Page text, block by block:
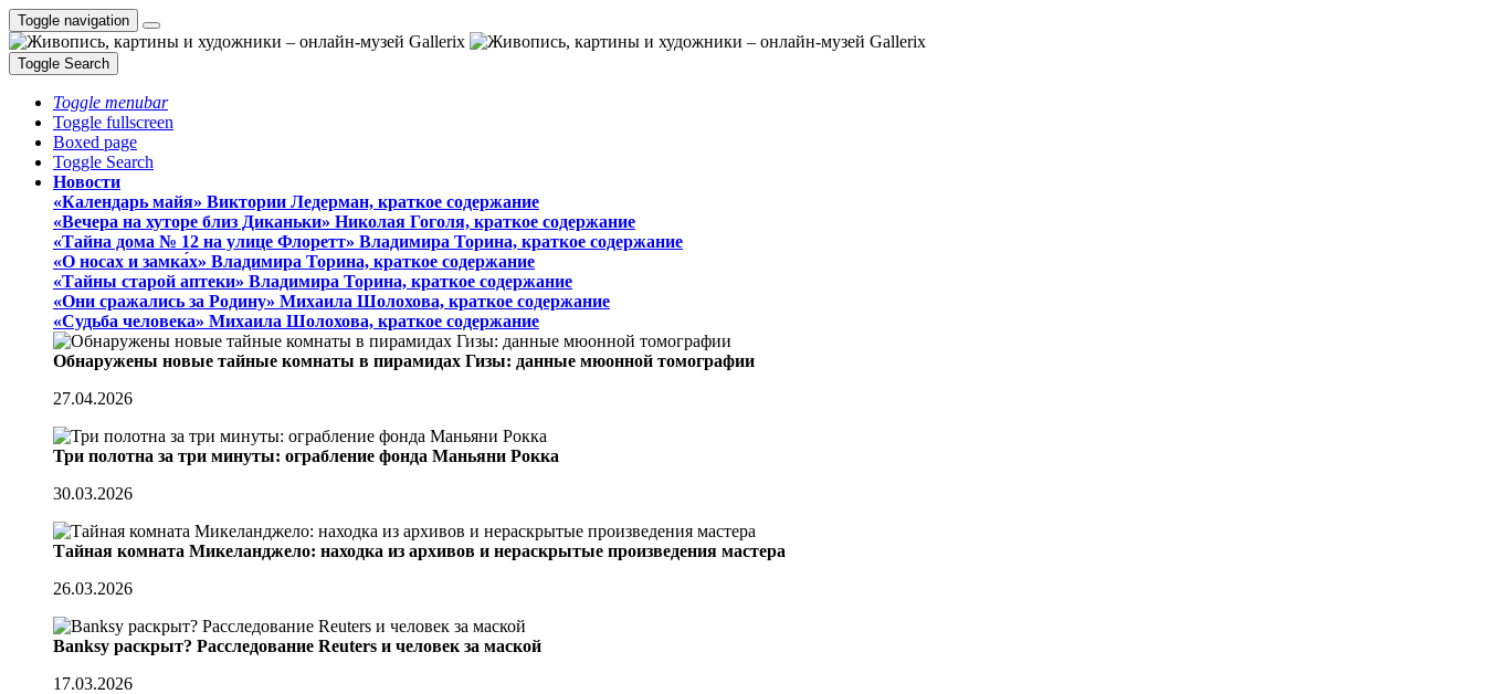
Toggle navigation
Toggle Search
Toggle menubar
Toggle fullscreen
Boxed page
Toggle Search
Новости
«Календарь майя» Виктории Ледерман, краткое содержание
«Вечера на хуторе близ Диканьки» Николая Гоголя, краткое содержание
«Тайна дома № 12 на улице Флоретт» Владимира Торина, краткое содержание
«О носах и замка́х» Владимира Торина, краткое содержание
«Тайны старой аптеки» Владимира Торина, краткое содержание
«Они сражались за Родину» Михаила Шолохова, краткое содержание
«Судьба человека» Михаила Шолохова, краткое содержание
Обнаружены новые тайные комнаты в пирамидах Гизы: данные мюонной томографии
27.04.2026
Три полотна за три минуты: ограбление фонда Маньяни Рокка
30.03.2026
Тайная комната Микеланджело: находка из архивов и нераскрытые произведения мастера
26.03.2026
Banksy раскрыт? Расследование Reuters и человек за маской
17.03.2026